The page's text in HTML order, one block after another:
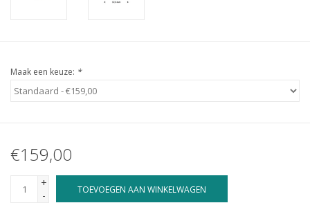
Maak een keuze: *
€159,00
+
-
TOEVOEGEN AAN WINKELWAGEN